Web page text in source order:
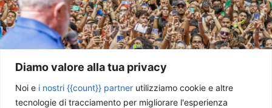
Diamo valore alla tua privacy
Noi e i nostri {{count}} partner utilizziamo cookie e altre
tecnologie di tracciamento per migliorare l'esperienza